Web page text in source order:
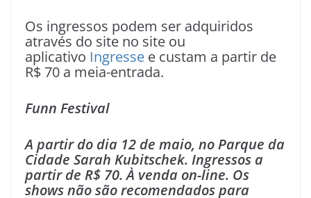
Os ingressos podem ser adquiridos
através do site no site ou
aplicativo Ingresse e custam a partir de
R$ 70 a meia-entrada.
Funn Festival
A partir do dia 12 de maio, no Parque da
Cidade Sarah Kubitschek. Ingressos a
partir de R$ 70. À venda on-line. Os
shows não são recomendados para